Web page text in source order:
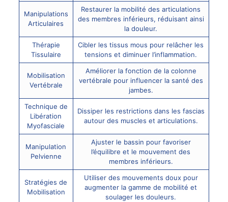
Manipulations
Articulaires
Restaurer la mobilité des articulations
des membres inférieurs, réduisant ainsi
la douleur.
Thérapie
Tissulaire
Cibler les tissus mous pour relâcher les
tensions et diminuer l’inflammation.
Mobilisation
Vertébrale
Améliorer la fonction de la colonne
vertébrale pour influencer la santé des
jambes.
Technique de
Libération
Myofasciale
Dissiper les restrictions dans les fascias
autour des muscles et articulations.
Manipulation
Pelvienne
Ajuster le bassin pour favoriser
l’équilibre et le mouvement des
membres inférieurs.
Stratégies de
Mobilisation
Utiliser des mouvements doux pour
augmenter la gamme de mobilité et
soulager les douleurs.